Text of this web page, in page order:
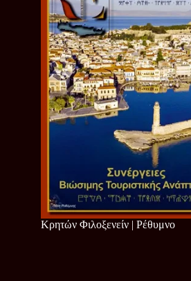
Κρητών Φιλοξενείν | Ρέθυμνο